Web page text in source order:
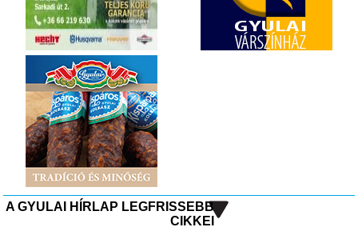
A GYULAI HÍRLAP LEGFRISSEBB
CIKKEI